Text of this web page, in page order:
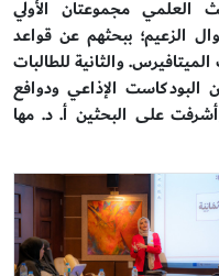
مجموعتان الأولي
الزعيم؛ ببحثهم عن قواعد
والثانية للطالبات
البودكاست الإذاعي ودوافع
على البحثين أ. د. مها